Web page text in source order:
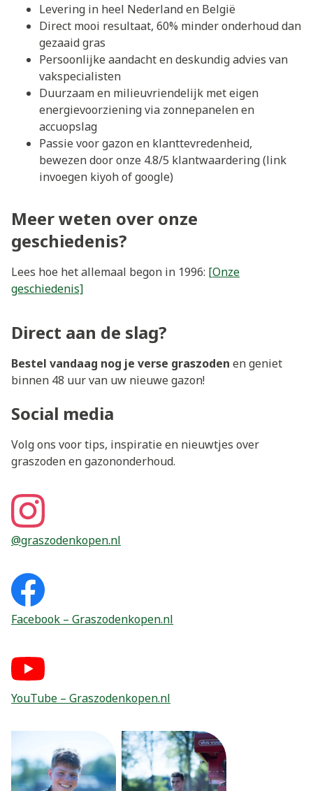
Levering in heel Nederland en België
Direct mooi resultaat, 60% minder onderhoud dan
gezaaid gras
Persoonlijke aandacht en deskundig advies van
vakspecialisten
Duurzaam en milieuvriendelijk met eigen
energievoorziening via zonnepanelen en
accuopslag
Passie voor gazon en klanttevredenheid,
bewezen door onze 4.8/5 klantwaardering (link
invoegen kiyoh of google)
Meer weten over onze
geschiedenis?
Lees hoe het allemaal begon in 1996: [Onze
geschiedenis]
Direct aan de slag?
Bestel vandaag nog je verse graszoden en geniet
binnen 48 uur van uw nieuwe gazon!
Social media
Volg ons voor tips, inspiratie en nieuwtjes over
graszoden en gazononderhoud.
@graszodenkopen.nl
Facebook – Graszodenkopen.nl
YouTube – Graszodenkopen.nl